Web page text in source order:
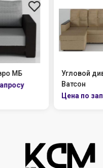
Угловой диван
Ватсон